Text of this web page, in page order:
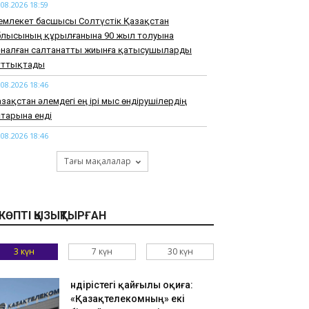
18:59
басшысы Солтүстік Қазақстан
құрылғанына 90 жыл толуына
салтанатты жиынға қатысушыларды
18:46
әлемдегі ең ірі мыс өндірушілердің
енді
18:46
Нұрай Серікбайдың туыстары
10 миллиард теңге моральдық
тобының әншісі Кенжебек Жанәбілов
18:20
әшкереленді
18:07
Тағы мақалалар
КӨПТІ ҚЫЗЫҚТЫРҒАН
3 күн 7 күн 30 күн
Өндірістегі қайғылы оқиға:
«Қазақтелекомның» екі